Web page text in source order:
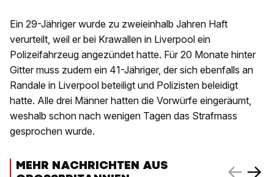
Ein 29-Jähriger wurde zu zweieinhalb Jahren Haft
verurteilt, weil er bei Krawallen in Liverpool ein
Polizeifahrzeug angezündet hatte. Für 20 Monate hinter
Gitter muss zudem ein 41-Jähriger, der sich ebenfalls an
Randale in Liverpool beteiligt und Polizisten beleidigt
hatte. Alle drei Männer hatten die Vorwürfe eingeräumt,
weshalb schon nach wenigen Tagen das Strafmass
gesprochen wurde.
MEHR NACHRICHTEN AUS